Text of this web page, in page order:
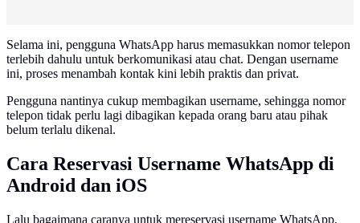
Selama ini, pengguna WhatsApp harus memasukkan nomor telepon
terlebih dahulu untuk berkomunikasi atau chat. Dengan username
ini, proses menambah kontak kini lebih praktis dan privat.
Pengguna nantinya cukup membagikan username, sehingga nomor
telepon tidak perlu lagi dibagikan kepada orang baru atau pihak
belum terlalu dikenal.
Cara Reservasi Username WhatsApp di
Android dan iOS
Lalu bagaimana caranya untuk mereservasi username WhatsApp,